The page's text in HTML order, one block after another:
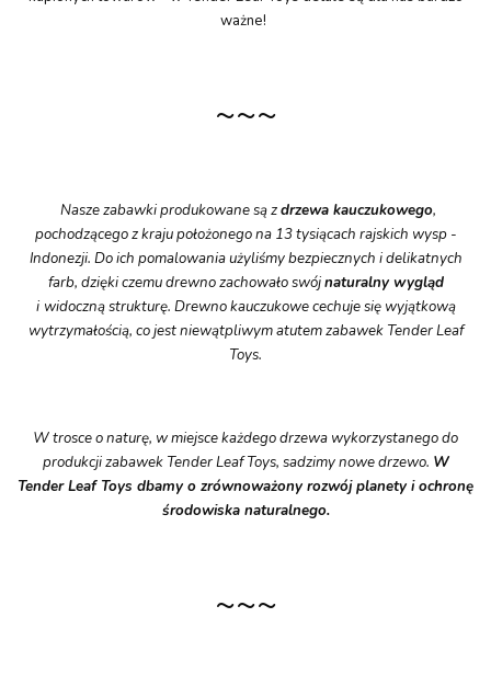
ważne!
~~~
Nasze zabawki produkowane są zdrzewa kauczukowego,
pochodzącego z kraju położonego na 13 tysiącach rajskich wysp -
Indonezji. Do ich pomalowania użyliśmy bezpiecznych i delikatnych
farb, dzięki czemu drewno zachowało swójnaturalnywygląd
i widoczną strukturę. Drewno kauczukowe cechuje się wyjątkową
wytrzymałością, co jest niewątpliwym atutem zabawek Tender Leaf
Toys.
W trosce o naturę, w miejsce każdego drzewa wykorzystanego do
produkcji zabawek Tender Leaf Toys, sadzimy nowe drzewo. W
Tender Leaf Toys dbamy o zrównoważony rozwój planety i ochronę
środowiska naturalnego.
~~~